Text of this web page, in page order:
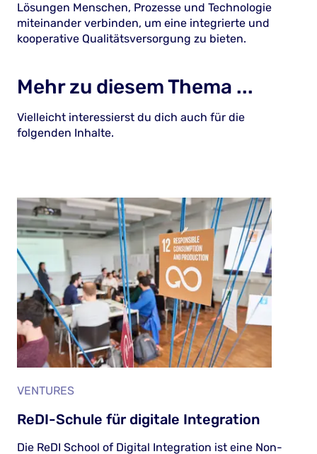
Lösungen Menschen, Prozesse und Technologie
miteinander verbinden, um eine integrierte und
kooperative Qualitätsversorgung zu bieten.
Mehr zu diesem Thema ...
Vielleicht interessierst du dich auch für die
folgenden Inhalte.
VENTURES
ReDI-Schule für digitale Integration
Die ReDI School of Digital Integration ist eine Non-